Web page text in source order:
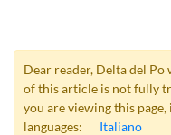
Dear reader, Delta del
of this article is not fully
you are viewing this
languages:
Italiano